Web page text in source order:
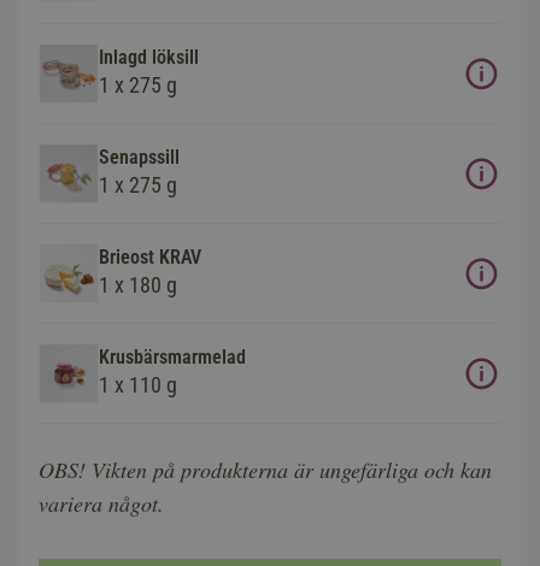
Inlagd löksill
1 x 275 g
Senapssill
1 x 275 g
Brieost KRAV
1 x 180 g
Krusbärsmarmelad
1 x 110 g
OBS! Vikten på produkterna är ungefärliga och kan
variera något.